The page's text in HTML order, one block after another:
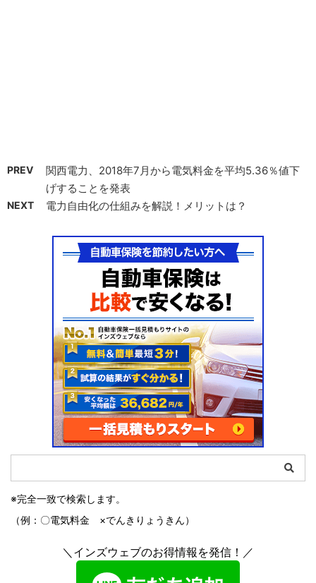
PREV
関西電力、2018年7月から電気料金を平均5.36％値下
げすることを発表
NEXT 電力自由化の仕組みを解説！メリットは？
※完全一致で検索します。
（例：〇電気料金 ×でんきりょうきん）
＼インズウェブのお得情報を発信！／